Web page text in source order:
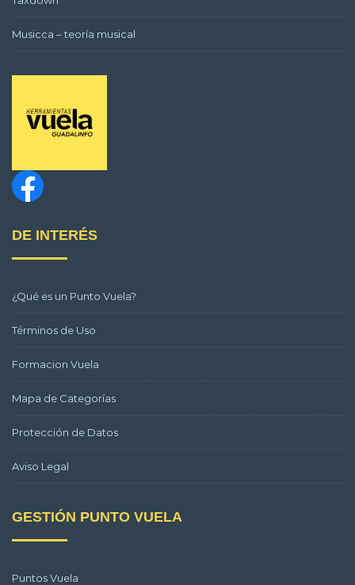
Musicca – teoría musical
DE INTERÉS
¿Qué es un Punto Vuela?
Términos de Uso
Formacion Vuela
Mapa de Categorías
Protección de Datos
Aviso Legal
GESTIÓN PUNTO VUELA
Puntos Vuela